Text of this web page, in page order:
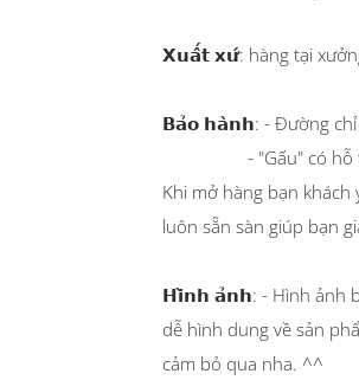
𝗫𝘂𝗮̂́𝘁 𝘅𝘂̛́: hàng tại
𝗕𝗮̉𝗼 𝗵𝗮̀𝗻𝗵: - Đường chỉ
- "Gấu" có hỗ trợ
Khi mở hàng bạn
luôn sẵn sàn giúp bạn
𝗛𝗶̀𝗻𝗵 𝗮̉𝗻𝗵: - Hình ảnh
dễ hình dung về sản
cảm bỏ qua nha. ^^